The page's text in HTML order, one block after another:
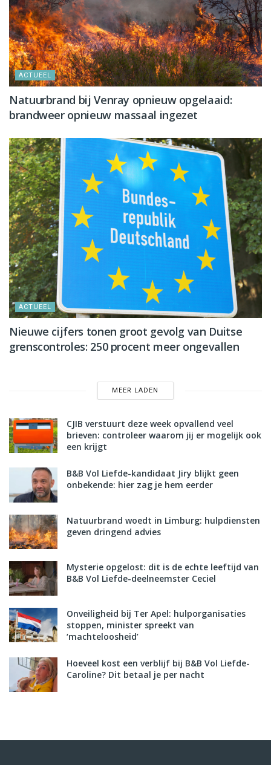
ACTUEEL
Natuurbrand bij Venray opnieuw opgelaaid:
brandweer opnieuw massaal ingezet
ACTUEEL
Nieuwe cijfers tonen groot gevolg van Duitse
grenscontroles: 250 procent meer ongevallen
MEER LADEN
CJIB verstuurt deze week opvallend veel
brieven: controleer waarom jij er mogelijk ook
een krijgt
B&B Vol Liefde-kandidaat Jiry blijkt geen
onbekende: hier zag je hem eerder
Natuurbrand woedt in Limburg: hulpdiensten
geven dringend advies
Mysterie opgelost: dit is de echte leeftijd van
B&B Vol Liefde-deelneemster Ceciel
Onveiligheid bij Ter Apel: hulporganisaties
stoppen, minister spreekt van
‘machteloosheid’
Hoeveel kost een verblijf bij B&B Vol Liefde-
Caroline? Dit betaal je per nacht